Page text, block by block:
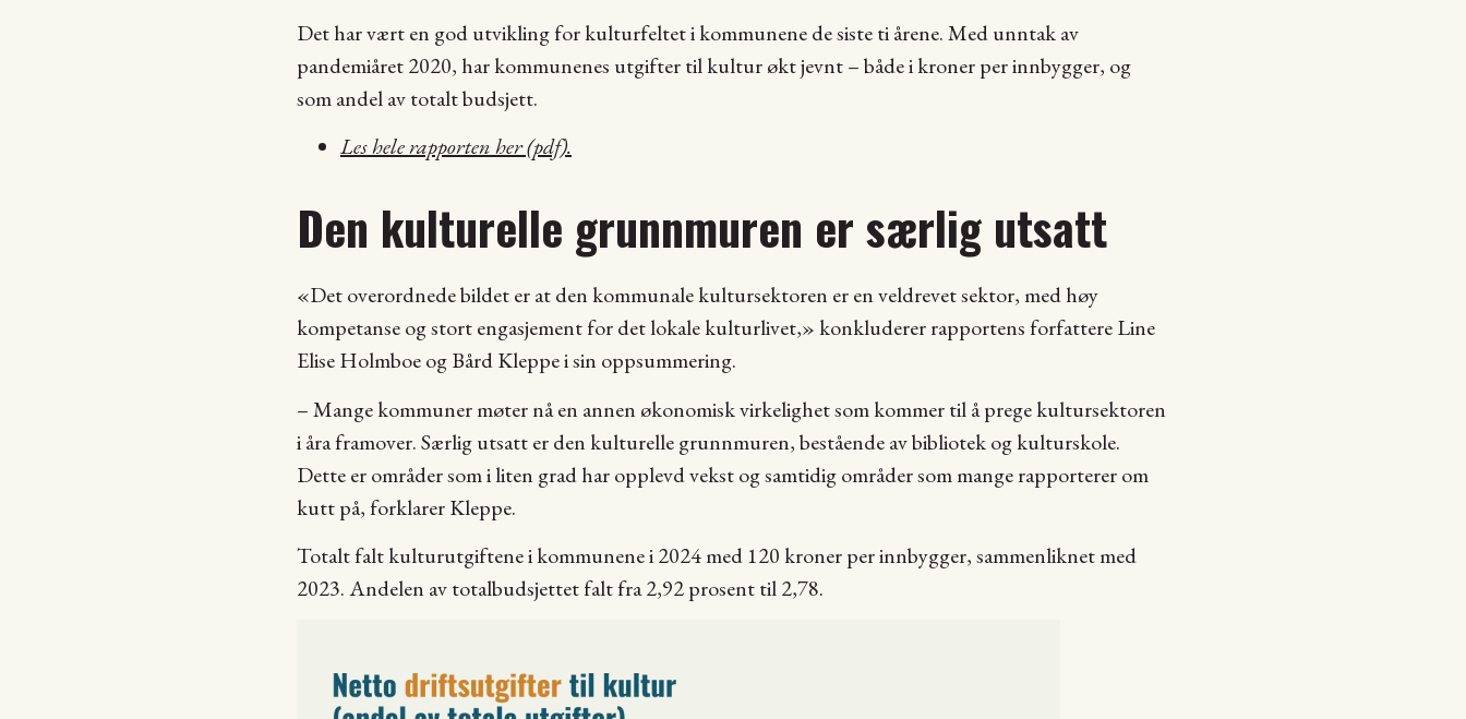
Det har vært en god utvikling for kulturfeltet i kommunene de siste ti årene. Med unntak av
pandemiåret 2020, har kommunenes utgifter til kultur økt jevnt – både i kroner per innbygger, og
som andel av totalt budsjett.
Les hele rapporten her (pdf).
Den kulturelle grunnmuren er særlig utsatt
«Det overordnede bildet er at den kommunale kultursektoren er en veldrevet sektor, med høy
kompetanse og stort engasjement for det lokale kulturlivet,» konkluderer rapportens forfattere Line
Elise Holmboe og Bård Kleppe i sin oppsummering.
– Mange kommuner møter nå en annen økonomisk virkelighet som kommer til å prege kultursektoren
i åra framover. Særlig utsatt er den kulturelle grunnmuren, bestående av bibliotek og kulturskole.
Dette er områder som i liten grad har opplevd vekst og samtidig områder som mange rapporterer om
kutt på, forklarer Kleppe.
Totalt falt kulturutgiftene i kommunene i 2024 med 120 kroner per innbygger, sammenliknet med
2023. Andelen av totalbudsjettet falt fra 2,92 prosent til 2,78.